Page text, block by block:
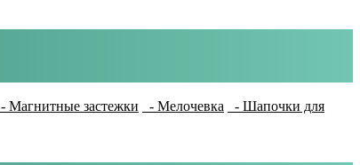
- Магнитные застежки - Мелочевка
- Шапочки для